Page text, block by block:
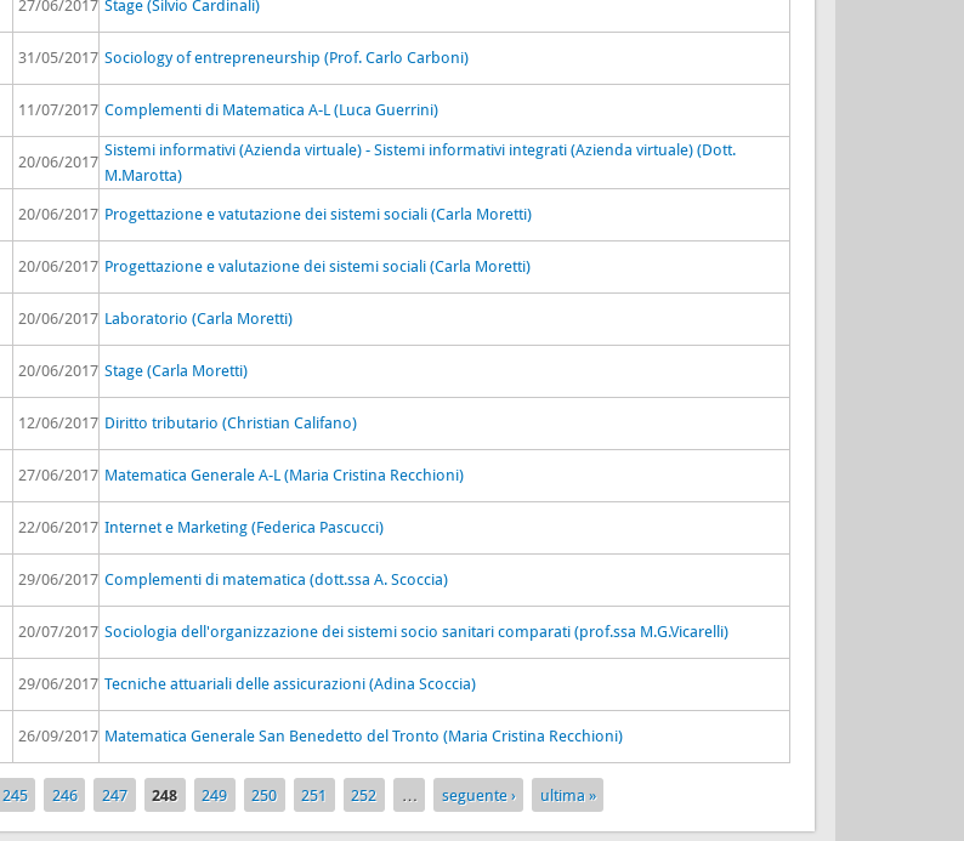
27/06/2017 Stage (Silvio Cardinali)
31/05/2017 Sociology of entrepreneurship (Prof. Carlo Carboni)
11/07/2017 Complementi di Matematica A-L (Luca Guerrini)
20/06/2017
Sistemi informativi (Azienda virtuale) - Sistemi informativi integrati (Azienda virtuale) (Dott.
M.Marotta)
20/06/2017 Progettazione e vatutazione dei sistemi sociali (Carla Moretti)
20/06/2017 Progettazione e valutazione dei sistemi sociali (Carla Moretti)
20/06/2017 Laboratorio (Carla Moretti)
20/06/2017 Stage (Carla Moretti)
12/06/2017 Diritto tributario (Christian Califano)
27/06/2017 Matematica Generale A-L (Maria Cristina Recchioni)
22/06/2017 Internet e Marketing (Federica Pascucci)
29/06/2017 Complementi di matematica (dott.ssa A. Scoccia)
20/07/2017 Sociologia dell'organizzazione dei sistemi socio sanitari comparati (prof.ssa M.G.Vicarelli)
29/06/2017 Tecniche attuariali delle assicurazioni (Adina Scoccia)
26/09/2017 Matematica Generale San Benedetto del Tronto (Maria Cristina Recchioni)
245 246 247 248 249 250 251 252 … seguente › ultima »